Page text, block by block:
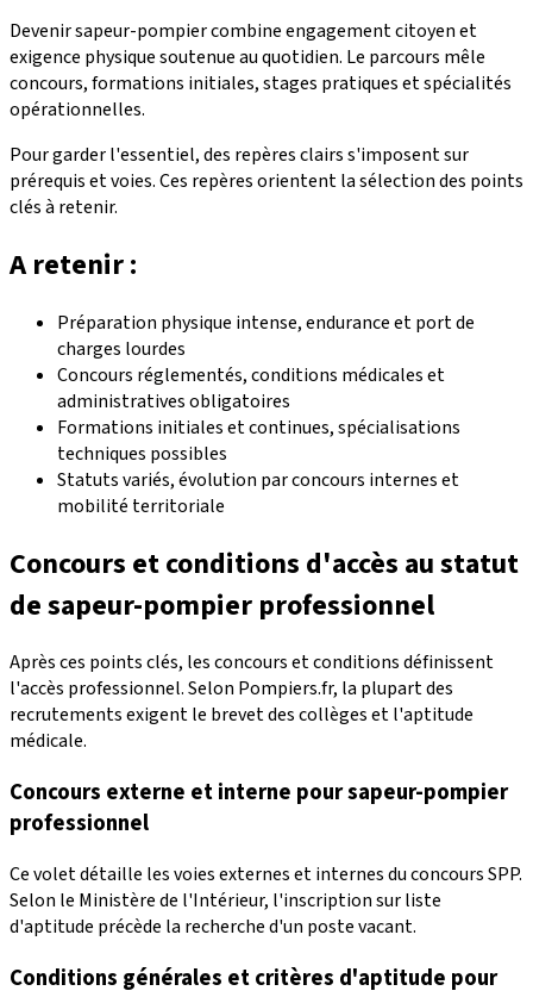
Devenir sapeur-pompier combine engagement citoyen et
exigence physique soutenue au quotidien. Le parcours mêle
concours, formations initiales, stages pratiques et spécialités
opérationnelles.
Pour garder l'essentiel, des repères clairs s'imposent sur
prérequis et voies. Ces repères orientent la sélection des points
clés à retenir.
A retenir :
Préparation physique intense, endurance et port de
charges lourdes
Concours réglementés, conditions médicales et
administratives obligatoires
Formations initiales et continues, spécialisations
techniques possibles
Statuts variés, évolution par concours internes et
mobilité territoriale
Concours et conditions d'accès au statut
de sapeur-pompier professionnel
Après ces points clés, les concours et conditions définissent
l'accès professionnel. Selon Pompiers.fr, la plupart des
recrutements exigent le brevet des collèges et l'aptitude
médicale.
Concours externe et interne pour sapeur-pompier
professionnel
Ce volet détaille les voies externes et internes du concours SPP.
Selon le Ministère de l'Intérieur, l'inscription sur liste
d'aptitude précède la recherche d'un poste vacant.
Conditions générales et critères d'aptitude pour